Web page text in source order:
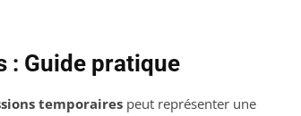
: Guide pratique
temporaires peut représenter une